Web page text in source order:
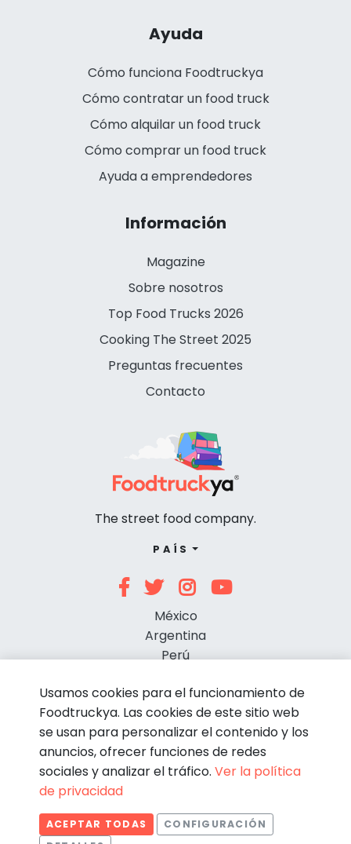
Ayuda
Cómo funciona Foodtruckya
Cómo contratar un food truck
Cómo alquilar un food truck
Cómo comprar un food truck
Ayuda a emprendedores
Información
Magazine
Sobre nosotros
Top Food Trucks 2026
Cooking The Street 2025
Preguntas frecuentes
Contacto
The street food company.
PAÍS
México
Argentina
Perú
© Foodtruckya 2026
Condiciones de contratación Política de privacidad
Usamos cookies para el funcionamiento de
Foodtruckya. Las cookies de este sitio web
se usan para personalizar el contenido y los
anuncios, ofrecer funciones de redes
sociales y analizar el tráfico. Ver la política
de privacidad
ACEPTAR TODAS
CONFIGURACIÓN